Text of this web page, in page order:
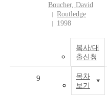
Boucher, David
Routledge
1998
복사/대
출신청
목차
보기
9